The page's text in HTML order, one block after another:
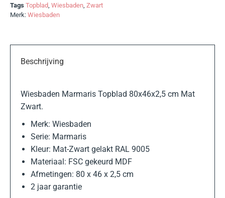
Tags Topblad, Wiesbaden, Zwart
Merk: Wiesbaden
Beschrijving
Wiesbaden Marmaris Topblad 80x46x2,5 cm Mat
Zwart.
Merk: Wiesbaden
Serie: Marmaris
Kleur: Mat-Zwart gelakt RAL 9005
Materiaal: FSC gekeurd MDF
Afmetingen: 80 x 46 x 2,5 cm
2 jaar garantie